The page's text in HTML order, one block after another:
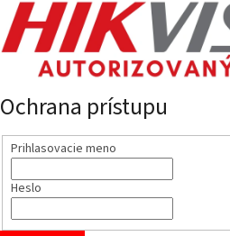
Ochrana prístupu
Prihlasovacie meno
Heslo